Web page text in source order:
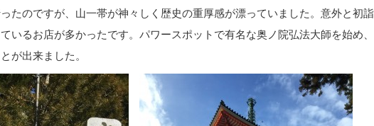
たのですが、山一帯が神々しく歴史の重厚感が漂っていました。意外と初詣
いるお店が多かったです。パワースポットで有名な奥ノ院弘法大師を始め、
が出来ました。